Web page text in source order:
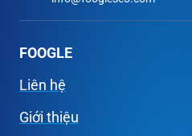
FOOGLE
Liên hệ
Giới thiệu